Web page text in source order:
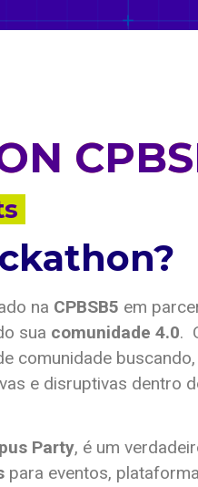
na CPBSB5 em
sua comunidade 4.0.
comunidade
e disruptivas dentro
Party, é um
para eventos,